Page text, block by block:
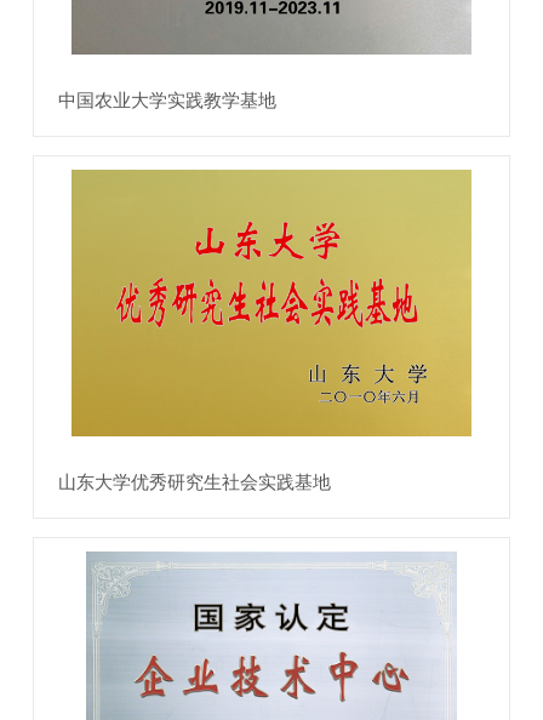
中国农业大学实践教学基地
山东大学优秀研究生社会实践基地